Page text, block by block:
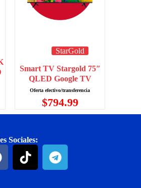
StarGold
Smart TV Stargold 75″
QLED Google TV
$794.99
Sociales: